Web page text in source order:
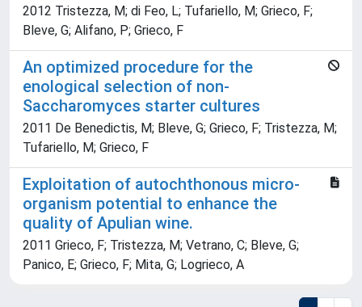
2012 Tristezza, M; di Feo, L; Tufariello, M; Grieco, F;
Bleve, G; Alifano, P; Grieco, F
An optimized procedure for the
enological selection of non-
Saccharomyces starter cultures
2011 De Benedictis, M; Bleve, G; Grieco, F; Tristezza, M;
Tufariello, M; Grieco, F
Exploitation of autochthonous micro-
organism potential to enhance the
quality of Apulian wine.
2011 Grieco, F; Tristezza, M; Vetrano, C; Bleve, G;
Panico, E; Grieco, F; Mita, G; Logrieco, A